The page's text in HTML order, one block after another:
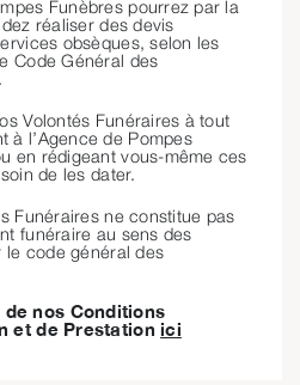
Funèbres pourrez par la
réaliser des devis
obsèques, selon les
Code Général des
Volontés Funéraires à tout
à l’Agence de Pompes
en rédigeant vous-même ces
de les dater.
Funéraires ne constitue pas
funéraire au sens des
le code général des
de nos Conditions
et de Prestationici